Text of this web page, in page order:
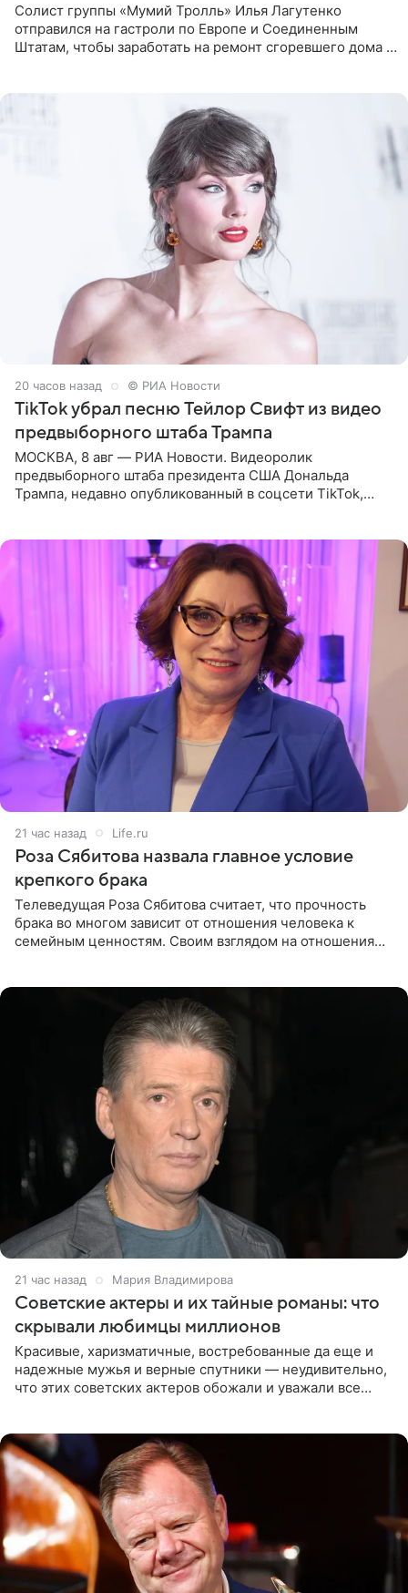
Солист группы «Мумий Тролль» Илья Лагутенко
отправился на гастроли по Европе и Соединенным
Штатам, чтобы заработать на ремонт сгоревшего дома в
20 часов назад © РИА Новости
TikTok убрал песню Тейлор Свифт из видео
предвыборного штаба Трампа
МОСКВА, 8 авг — РИА Новости. Видеоролик
предвыборного штаба президента США Дональда
Трампа, недавно опубликованный в соцсети TikTok,
21 час назад Life.ru
Роза Сябитова назвала главное условие
крепкого брака
Телеведущая Роза Сябитова считает, что прочность
брака во многом зависит от отношения человека к
семейным ценностям. Своим взглядом на отношения
21 час назад Мария Владимирова
Советские актеры и их тайные романы: что
скрывали любимцы миллионов
Красивые, харизматичные, востребованные да еще и
надежные мужья и верные спутники — неудивительно,
что этих советских актеров обожали и уважали все